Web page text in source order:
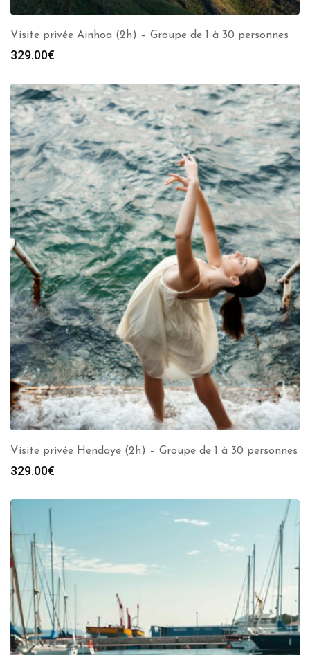
Visite privée Ainhoa (2h) – Groupe de 1 à 30 personnes
329.00€
Visite privée Hendaye (2h) – Groupe de 1 à 30 personnes
329.00€